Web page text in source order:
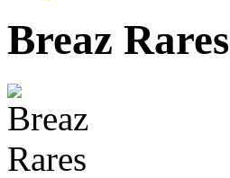
Breaz Rares